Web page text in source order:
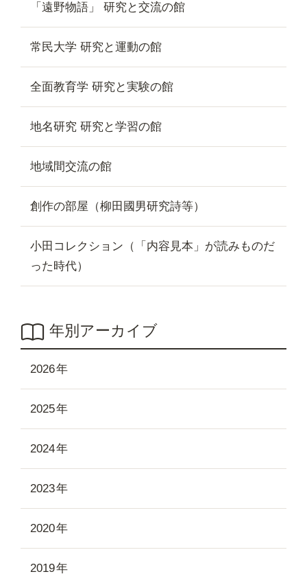
「遠野物語」 研究と交流の館
常民大学 研究と運動の館
全面教育学 研究と実験の館
地名研究 研究と学習の館
地域間交流の館
創作の部屋（柳田國男研究詩等）
小田コレクション（「内容見本」が読みものだ
った時代）
年別アーカイブ
2026
2025
2024
2023
2020
2019